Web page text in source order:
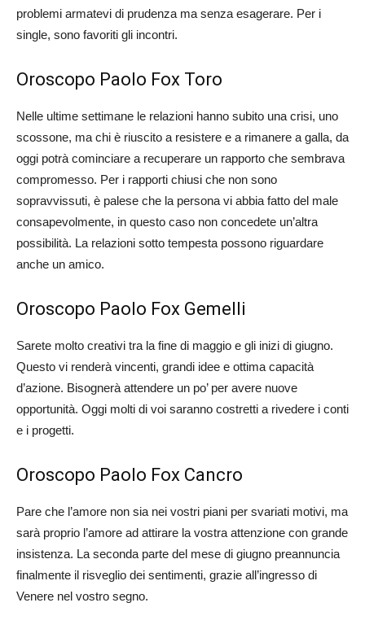
problemi armatevi di prudenza ma senza esagerare. Per i
single, sono favoriti gli incontri.
Oroscopo Paolo Fox Toro
Nelle ultime settimane le relazioni hanno subito una crisi, uno
scossone, ma chi è riuscito a resistere e a rimanere a galla, da
oggi potrà cominciare a recuperare un rapporto che sembrava
compromesso. Per i rapporti chiusi che non sono
sopravvissuti, è palese che la persona vi abbia fatto del male
consapevolmente, in questo caso non concedete un’altra
possibilità. La relazioni sotto tempesta possono riguardare
anche un amico.
Oroscopo Paolo Fox Gemelli
Sarete molto creativi tra la fine di maggio e gli inizi di giugno.
Questo vi renderà vincenti, grandi idee e ottima capacità
d’azione. Bisognerà attendere un po’ per avere nuove
opportunità. Oggi molti di voi saranno costretti a rivedere i conti
e i progetti.
Oroscopo Paolo Fox Cancro
Pare che l’amore non sia nei vostri piani per svariati motivi, ma
sarà proprio l’amore ad attirare la vostra attenzione con grande
insistenza. La seconda parte del mese di giugno preannuncia
finalmente il risveglio dei sentimenti, grazie all’ingresso di
Venere nel vostro segno.